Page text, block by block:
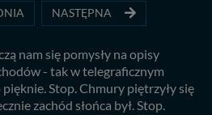
NASTĘPNA
nam się pomysły na opisy
- tak w telegraficznym
pięknie. Stop. Chmury piętrzyły się
zachód słońca był. Stop.